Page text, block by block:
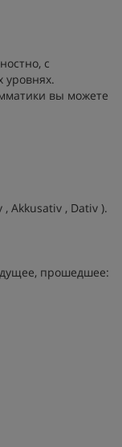
с
уровнях.
вы можете
Akkusativ , Dativ ).
прошедшее: